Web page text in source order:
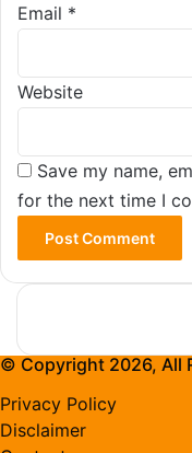
Email *
Website
Save my name,
for the next time I
© Copyright 2026, All
Privacy Policy
Disclaimer